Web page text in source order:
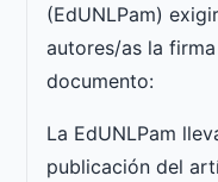
(EdUNLPam)
autores/as la
documento:
La EdUNLPam
publicación del